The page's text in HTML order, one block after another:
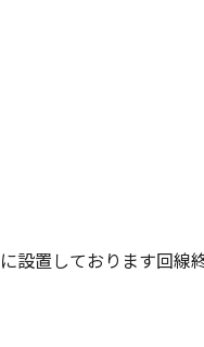
設置しております回線